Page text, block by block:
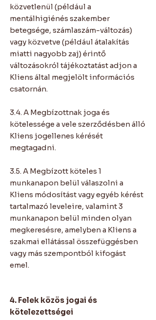
közvetlenül (például a
mentálhigiénés szakember
betegsége, számlaszám-változás)
vagy közvetve (például átalakítás
miatti nagyobb zaj) érintő
változásokról tájékoztatást adjon a
Kliens által megjelölt információs
csatornán.
3.4. A Megbízottnak joga és
kötelessége a vele szerződésben álló
Kliens jogellenes kérését
megtagadni.
3.5. A Megbízott köteles 1
munkanapon belül válaszolni a
Kliens módosítást vagy egyéb kérést
tartalmazó leveleire, valamint 3
munkanapon belül minden olyan
megkeresésre, amelyben a Kliens a
szakmai ellátással összefüggésben
vagy más szempontból kifogást
emel.
4. Felek közös jogai és
kötelezettségei